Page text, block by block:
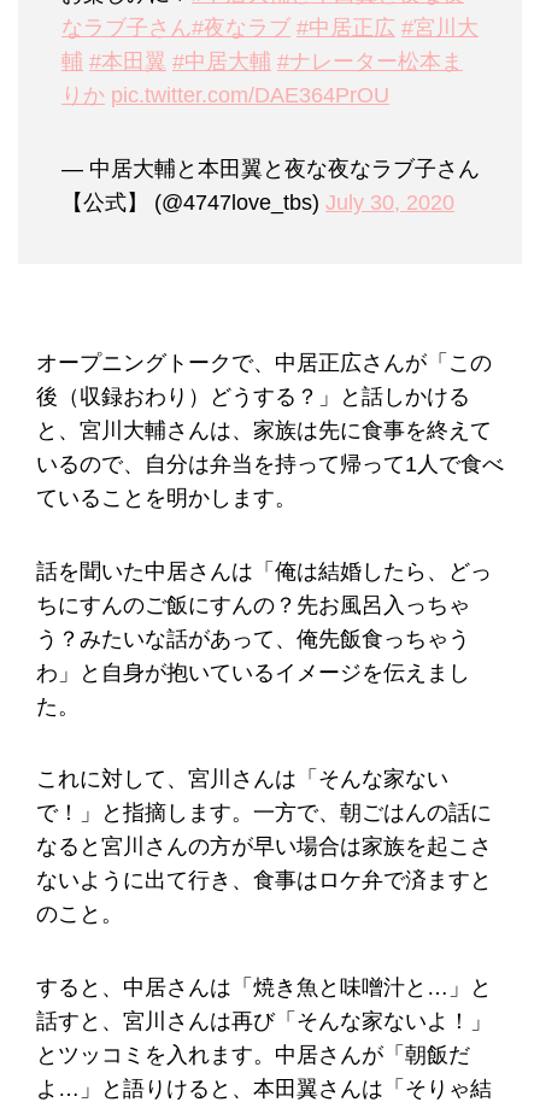
なラブ子さん#夜なラブ #中居正広 #宮川大
輔 #本田翼 #中居大輔 #ナレーター松本ま
りか pic.twitter.com/DAE364PrOU
— 中居大輔と本田翼と夜な夜なラブ子さん
【公式】 (@4747love_tbs) July 30, 2020
オープニングトークで、中居正広さんが「この
後（収録おわり）どうする？」と話しかける
と、宮川大輔さんは、家族は先に食事を終えて
いるので、自分は弁当を持って帰って1人で食べ
ていることを明かします。
話を聞いた中居さんは「俺は結婚したら、どっ
ちにすんのご飯にすんの？先お風呂入っちゃ
う？みたいな話があって、俺先飯食っちゃう
わ」と自身が抱いているイメージを伝えまし
た。
これに対して、宮川さんは「そんな家ない
で！」と指摘します。一方で、朝ごはんの話に
なると宮川さんの方が早い場合は家族を起こさ
ないように出て行き、食事はロケ弁で済ますと
のこと。
すると、中居さんは「焼き魚と味噌汁と…」と
話すと、宮川さんは再び「そんな家ないよ！」
とツッコミを入れます。中居さんが「朝飯だ
よ…」と語りけると、本田翼さんは「そりゃ結